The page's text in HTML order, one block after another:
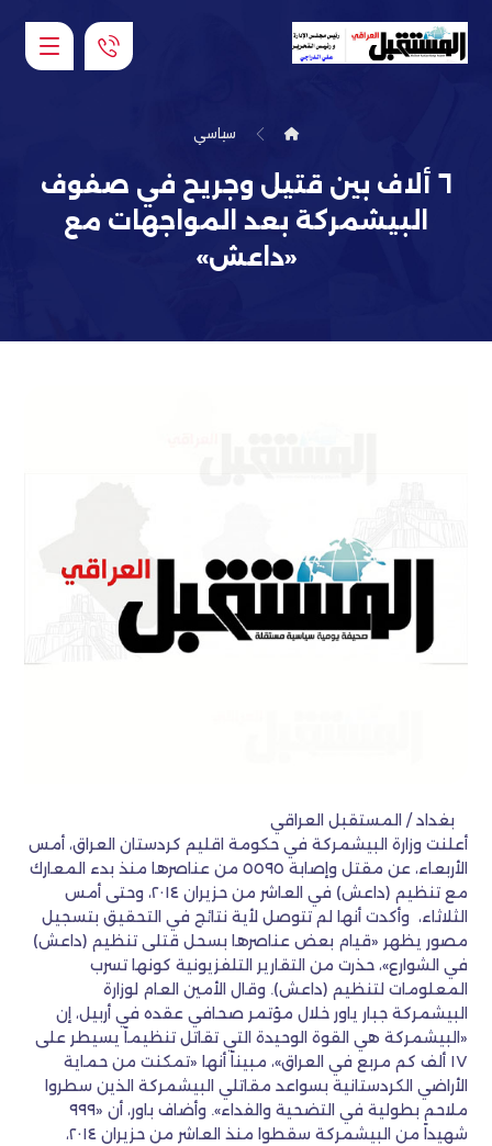
سياسي
٦ ألاف بين قتيل وجريح في صفوف
البيشمركة بعد المواجهات مع
«داعش»
بغداد / المستقبل العراقي
أعلنت وزارة البيشمركة في حكومة اقليم كردستان العراق، أمس
الأربعاء، عن مقتل وإصابة ٥٥٩٥ من عناصرها منذ بدء المعارك
مع تنظيم (داعش) في العاشر من حزيران ٢٠١٤، وحتى أمس
الثلاثاء، وأكدت أنها لم تتوصل لأية نتائج في التحقيق بتسجيل
مصور يظهر «قيام بعض عناصرها بسحل قتلى تنظيم (داعش)
في الشوارع»، حذرت من التقارير التلفزيونية كونها تسرب
المعلومات لتنظيم (داعش). وقال الأمين العام لوزارة
البيشمركة جبار ياور خلال مؤتمر صحافي عقده في أربيل، إن
«البيشمركة هي القوة الوحيدة التي تقاتل تنظيماً يسيطر على
١٧ ألف كم مربع في العراق»، مبيناً أنها «تمكنت من حماية
الأراضي الكردستانية بسواعد مقاتلي البيشمركة الذين سطروا
ملاحم بطولية في التضحية والفداء». وأضاف باور، أن «٩٩٩
شهيداً من البيشمركة سقطوا منذ العاشر من حزيران ٢٠١٤،